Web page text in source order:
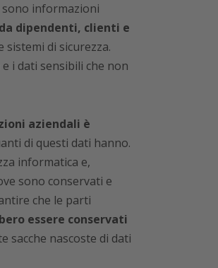
informazioni
dipendenti, clienti e
sistemi di sicurezza.
i dati sensibili che non
aziendali è
di questi dati hanno.
informatica e,
sono conservati e
che le parti
essere conservati
sacche nascoste di dati